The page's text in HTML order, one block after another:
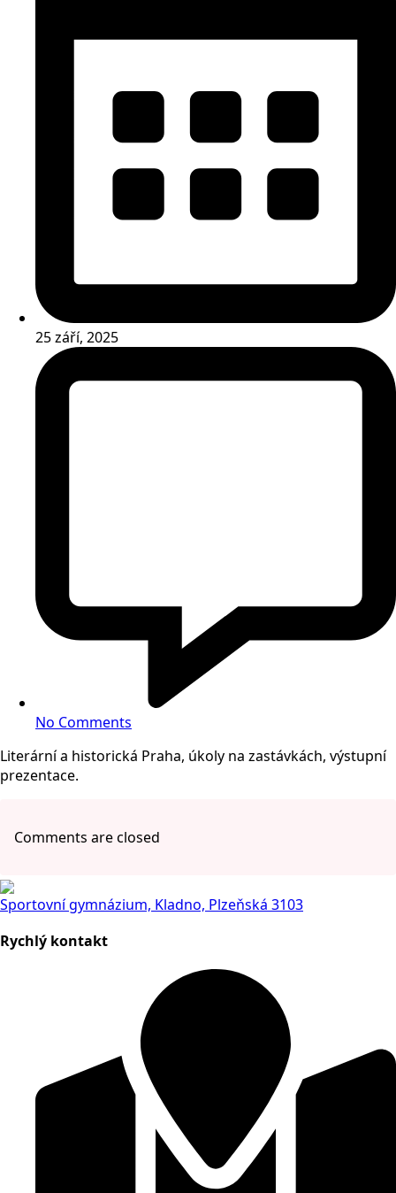
25 září, 2025
No Comments
Literární a historická Praha, úkoly na zastávkách, výstupní
prezentace.
Comments are closed
Sportovní gymnázium, Kladno, Plzeňská 3103
Rychlý kontakt